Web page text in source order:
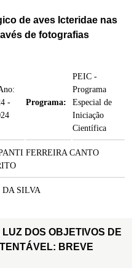
de aves Icteridae nas
de fotografias
-
Programa:
PEIC -
Programa
Especial de
Iniciação
Científica
FERREIRA CANTO
DA SILVA
DOS OBJETIVOS DE
BREVE